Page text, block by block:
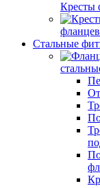
Кресты
Стальные